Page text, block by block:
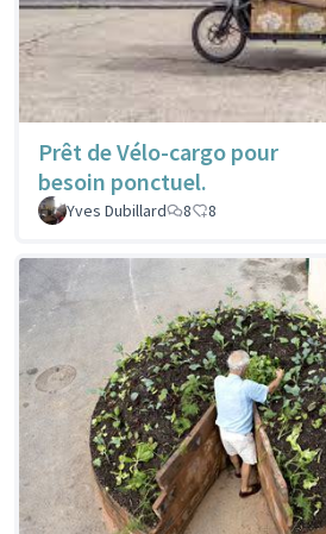
Prêt de Vélo-cargo pour
besoin ponctuel.
Yves Dubillard
8 8